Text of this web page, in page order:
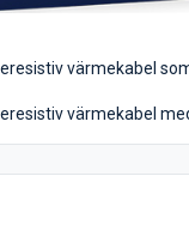
värmekabel
värmekabel